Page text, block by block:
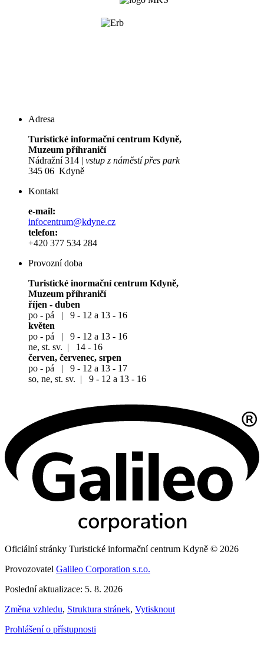
Adresa
Turistické informační centrum Kdyně,
Muzeum příhraničí
Nádražní 314 | vstup z náměstí přes park
345 06 Kdyně
Kontakt
e-mail:
infocentrum@kdyne.cz
telefon:
+420 377 534 284
Provozní doba
Turistické inormační centrum Kdyně,
Muzeum příhraničí
říjen - duben
po - pá | 9 - 12 a 13 - 16
květen
po - pá | 9 - 12 a 13 - 16
ne, st. sv. | 14 - 16
červen, červenec, srpen
po - pá | 9 - 12 a 13 - 17
so, ne, st. sv. | 9 - 12 a 13 - 16
Oficiální stránky Turistické informační centrum Kdyně © 2026
Provozovatel Galileo Corporation s.r.o.
Poslední aktualizace: 5. 8. 2026
Změna vzhledu, Struktura stránek, Vytisknout
Prohlášení o přístupnosti